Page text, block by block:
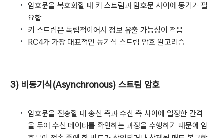
암호문을 복호화할 때 키 스트림과 암호문 사이에 동기가 필
요함
키 스트림은 독립적이어서 정보 유출 가능성이 적음
RC4가 가장 대표적인 동기식 스트림 암호 알고리즘
3) 비동기식(Asynchronous) 스트림 암호
암호문을 전송할 대 송신 측과 수신 측 사이에 일정한 간격
을 두어 수신 데이터를 확인하는 과정을 수행하기 때문에 암